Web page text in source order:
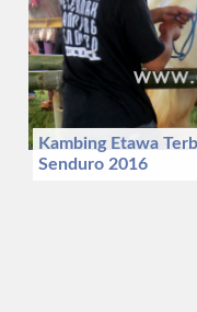
Kambing Etawa
Senduro 2016